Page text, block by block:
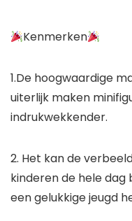
Kenmerken
1.De hoogwaardige
uiterlijk maken
indrukwekkender.
2. Het kan de
kinderen de hele dag
een gelukkige jeugd